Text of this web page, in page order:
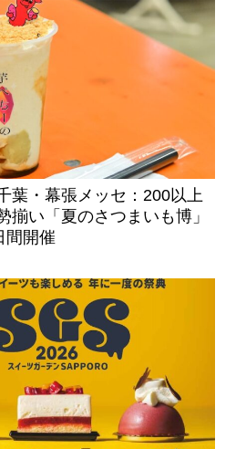
葉・幕張メッセ：200以上
揃い「夏のさつまいも博」
間開催